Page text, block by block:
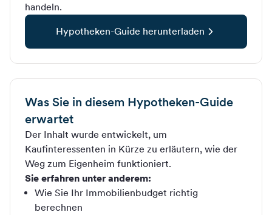
handeln.
Hypotheken-Guide herunterladen
Was Sie in diesem Hypotheken-Guide
erwartet
Der Inhalt wurde entwickelt, um
Kaufinteressenten in Kürze zu erläutern, wie der
Weg zum Eigenheim funktioniert.
Sie erfahren unter anderem:
Wie Sie Ihr Immobilienbudget richtig
berechnen